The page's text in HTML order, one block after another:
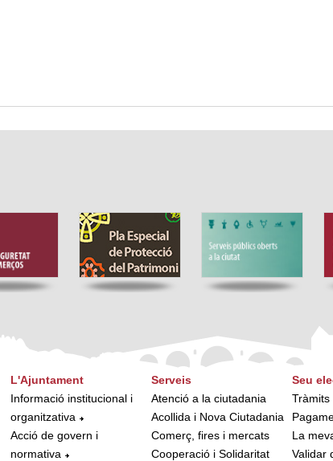
L'Ajuntament
Informació institucional i
organitzativa
Acció de govern i
normativa
Serveis
Atenció a la ciutadania
Acollida i Nova Ciutadania
Comerç, fires i mercats
Cooperació i Solidaritat
Seu
Tràmits
La
Validar